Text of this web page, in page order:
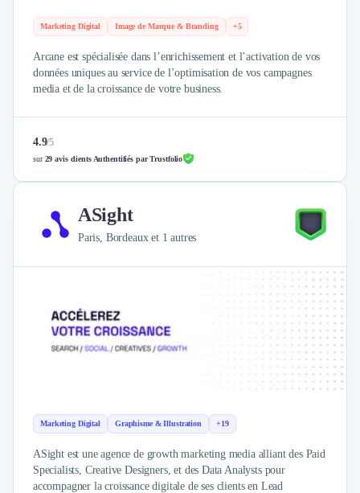
Marketing Digital Image de Marque & Branding +5
Arcane est spécialisée dans l’enrichissement et l’activation de vos
données uniques au service de l’optimisation de vos campagnes
media et de la croissance de votre business.
4.9/5
sur29 avis clients Authentifiés par Trustfolio
ASight
Paris, Bordeaux et 1 autres
Marketing Digital Graphisme & Illustration +19
ASight est une agence de growth marketing media alliant des Paid
Specialists, Creative Designers, et des Data Analysts pour
accompagner la croissance digitale de ses clients en Lead